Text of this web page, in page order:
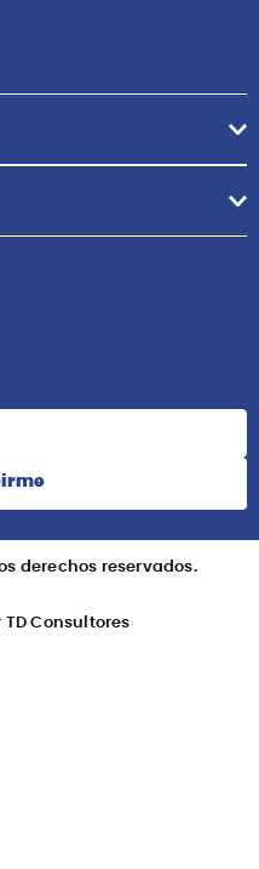
derechos reservados.
Consultores